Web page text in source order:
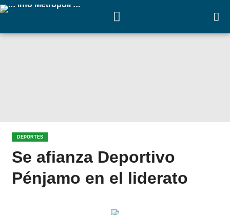
DEPORTES
Se afianza Deportivo
Pénjamo en el liderato